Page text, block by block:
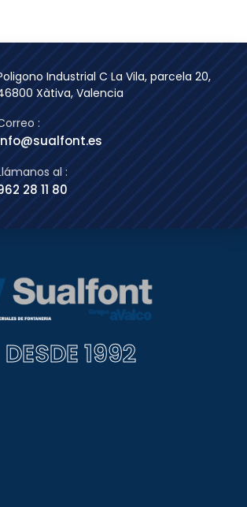
Industrial C La Vila, parcela 20,
Xàtiva, Valencia
:
al :
28 11 80
DESDE 1992